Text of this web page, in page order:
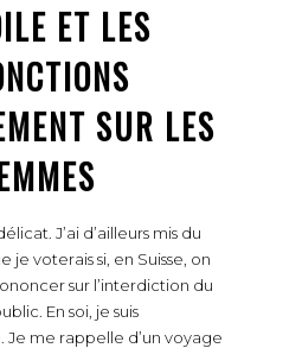
ET LES
SUR LES
J’ai d’ailleurs mis du
je voterais si, en Suisse, on
sur l’interdiction du
En soi, je suis
me rappelle d’un voyage